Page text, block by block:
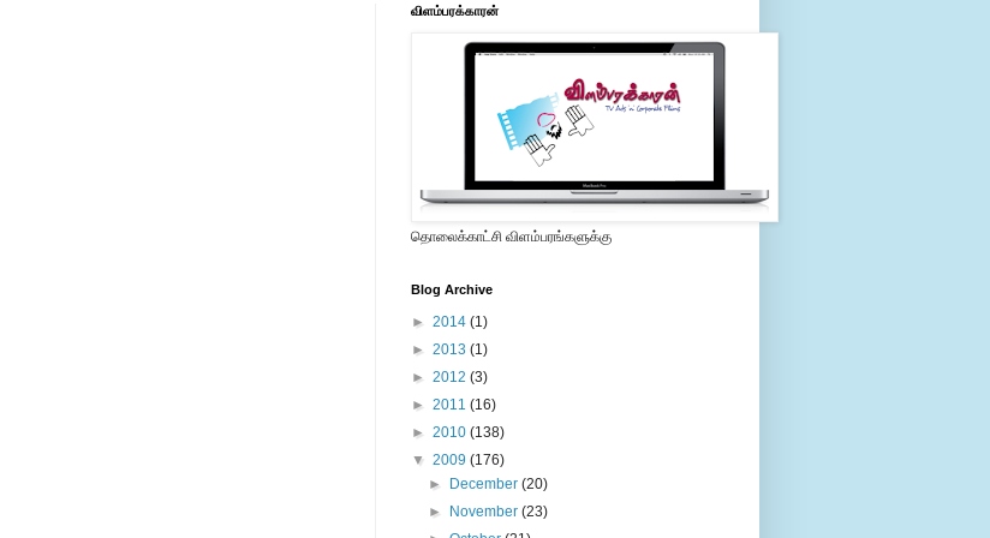
விளம்பரக்காரன்
தொலைக்காட்சி விளம்பரங்களுக்கு
Blog Archive
► 2014 (1)
► 2013 (1)
► 2012 (3)
► 2011 (16)
► 2010 (138)
▼ 2009 (176)
►
December(20)
►
November(23)